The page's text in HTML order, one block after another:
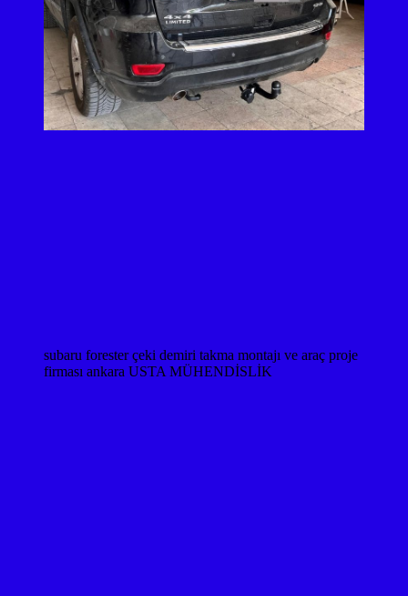
subaru forester çeki demiri takma montajı ve araç proje
firması ankara USTA MÜHENDİSLİK